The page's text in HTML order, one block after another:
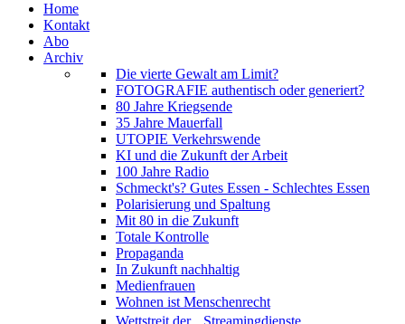
Home
Kontakt
Abo
Archiv
Die vierte Gewalt am Limit?
FOTOGRAFIE authentisch oder generiert?
80 Jahre Kriegsende
35 Jahre Mauerfall
UTOPIE Verkehrswende
KI und die Zukunft der Arbeit
100 Jahre Radio
Schmeckt's? Gutes Essen - Schlechtes Essen
Polarisierung und Spaltung
Mit 80 in die Zukunft
Totale Kontrolle
Propaganda
In Zukunft nachhaltig
Medienfrauen
Wohnen ist Menschenrecht